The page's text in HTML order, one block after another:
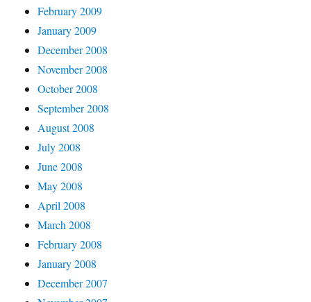
February 2009
January 2009
December 2008
November 2008
October 2008
September 2008
August 2008
July 2008
June 2008
May 2008
April 2008
March 2008
February 2008
January 2008
December 2007